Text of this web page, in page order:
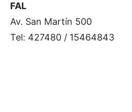
FAL
Av. San Martín 500
Tel: 427480 / 15464843